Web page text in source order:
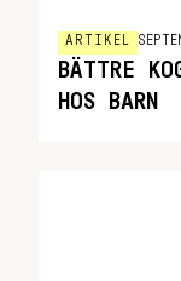
ARTIKEL
BÄTTRE
HOS BARN